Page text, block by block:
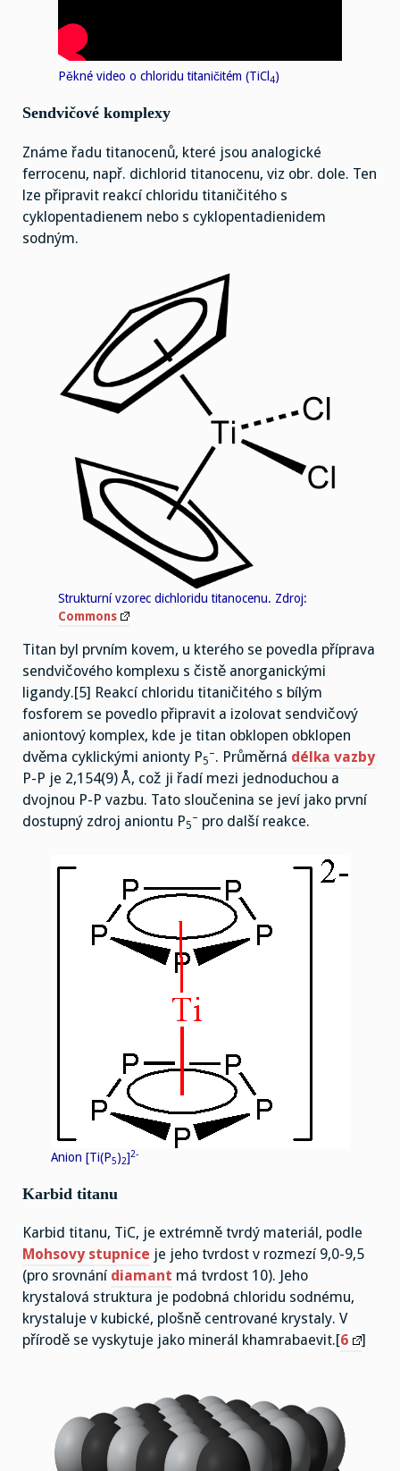
Pěkné video o chloridu titaničitém (TiCl 4)
Sendvičové komplexy
Známe řadu titanocenů, které jsou analogické
ferrocenu, např. dichlorid titanocenu, viz obr. dole. Ten
lze připravit reakcí chloridu titaničitého s
cyklopentadienem nebo s cyklopentadienidem
sodným.
Strukturní vzorec dichloridu titanocenu. Zdroj:
Commons
Titan byl prvním kovem, u kterého se povedla příprava
sendvičového komplexu s čistě anorganickými
ligandy.[5] Reakcí chloridu titaničitého s bílým
fosforem se povedlo připravit a izolovat sendvičový
aniontový komplex, kde je titan obklopen obklopen
dvěma cyklickými anionty P5
–. Průměrná délka vazby
P-P je 2,154(9) Å, což ji řadí mezi jednoduchou a
dvojnou P-P vazbu. Tato sloučenina se jeví jako první
dostupný zdroj aniontu P5
– pro další reakce.
Anion [Ti(P5)2]2-
Karbid titanu
Karbid titanu, TiC, je extrémně tvrdý materiál, podle
Mohsovy stupnice je jeho tvrdost v rozmezí 9,0-9,5
(pro srovnání diamant má tvrdost 10). Jeho
krystalová struktura je podobná chloridu sodnému,
krystaluje v kubické, plošně centrované krystaly. V
přírodě se vyskytuje jako minerál khamrabaevit.[6 ]